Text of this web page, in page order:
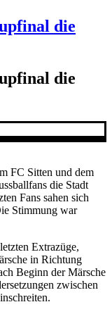
die
die
FC Sitten und dem
die Stadt
Fans sahen sich
Stimmung war
Extrazüge,
in Richtung
Beginn der Märsche
zwischen